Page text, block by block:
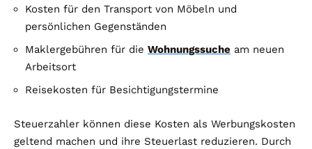
Kosten für den Transport von Möbeln und
persönlichen Gegenständen
Maklergebühren für die Wohnungssuche am neuen
Arbeitsort
Reisekosten für Besichtigungstermine
Steuerzahler können diese Kosten als Werbungskosten
geltend machen und ihre Steuerlast reduzieren. Durch